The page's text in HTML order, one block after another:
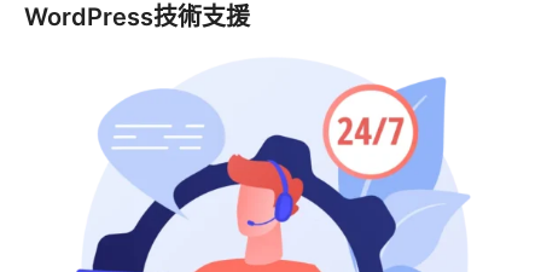
WordPress技術支援